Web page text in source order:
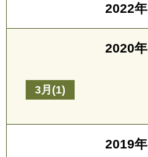
2022年
2020年
3月(1)
2019年